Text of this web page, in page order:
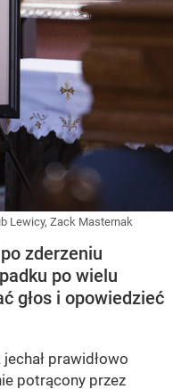
Lewicy, Zack Masternak
zderzeniu
po wielu
głos i opowiedzieć
prawidłowo
potrącony przez